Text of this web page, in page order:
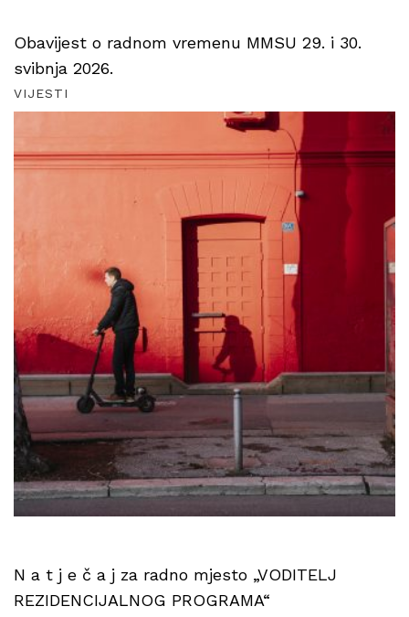
Obavijest o radnom vremenu MMSU 29. i 30.
svibnja 2026.
VIJESTI
N a t j e č a j za radno mjesto „VODITELJ
REZIDENCIJALNOG PROGRAMA“